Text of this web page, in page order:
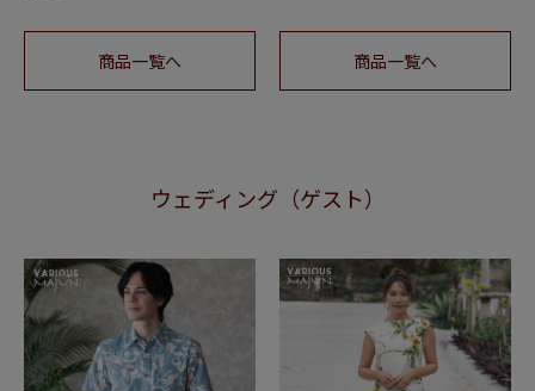
商品一覧へ 商品一覧へ
ウェディング（ゲスト）